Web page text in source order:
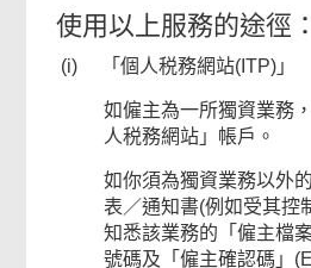
使用以上服務的途徑：
(i) 「個人税務網站(ITP)」
如僱主為一所獨資業務
人税務網站」帳戶。
如你須為獨資業務以外
表／通知書(例如受其控
知悉該業務的「僱主檔
號碼及「僱主確認碼」